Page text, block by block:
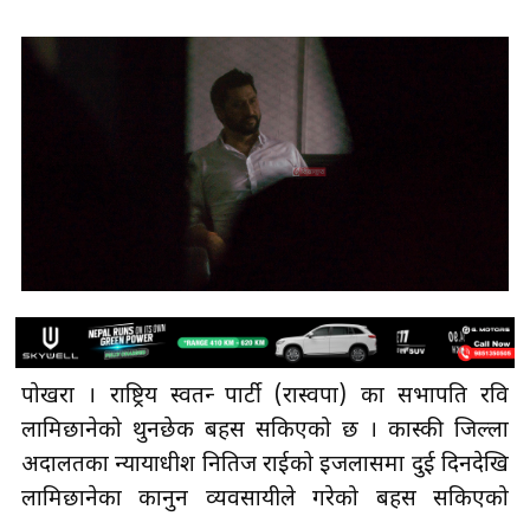
पाेखरा । राष्ट्रिय स्वतन्त्र पार्टी (रास्वपा) का सभापति रवि
लामिछानेको थुनछेक बहस सकिएको छ । कास्की जिल्ला
अदालतका न्यायाधीश नितिज राईको इजलासमा दुई दिनदेखि
लामिछानेका कानुन व्यवसायीले गरेको बहस सकिएको